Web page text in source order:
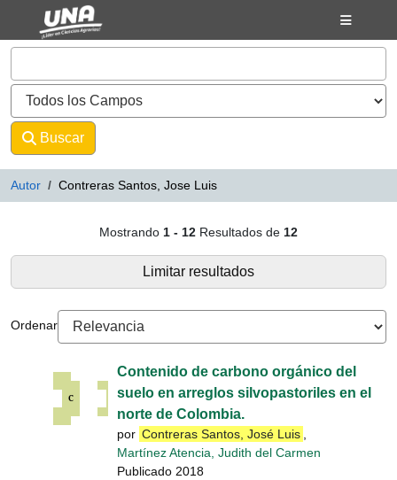
Mostrando1 - 12
Saltar al contenido
VuFind
Buscar
Autor Contreras Santos, Jose Luis
Mostrando 1 - 12 Resultados de 12
Limitar resultados
Ordenar
Contenido de carbono orgánico del
suelo en arreglos silvopastoriles en el
norte de Colombia.
por Contreras Santos, José Luis
Martínez Atencia, Judith del Carmen
Publicado 2018